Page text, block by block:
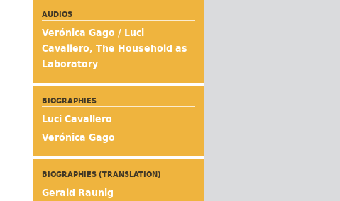
AUDIOS
Verónica Gago / Luci
Cavallero, The Household as
Laboratory
BIOGRAPHIES
Luci Cavallero
Verónica Gago
BIOGRAPHIES (TRANSLATION)
Gerald Raunig